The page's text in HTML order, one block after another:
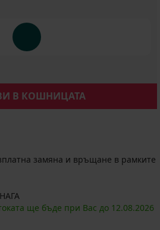
В КОШНИЦАТА
замяна и връщане в рамките
ще бъде при Вас до 12.08.2026